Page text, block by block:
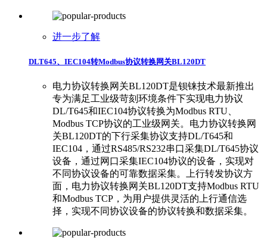
进一步了解
DLT645、IEC104转Modbus协议转换网关BL120DT
电力协议转换网关BL120DT是钡铼技术最新推出
专为满足工业级苛刻环境条件下实现电力协议
DL/T645和IEC104协议转换为Modbus RTU、
Modbus TCP协议的工业级网关。电力协议转换网
关BL120DT的下行采集协议支持DL/T645和
IEC104，通过RS485/RS232串口采集DL/T645协议
设备，通过网口采集IEC104协议的设备，实现对
不同协议设备的可靠数据采集。上行转发协议方
面，电力协议转换网关BL120DT支持Modbus RTU
和Modbus TCP，为用户提供灵活的上行通信选
择，实现不同协议设备的协议转换和数据采集。